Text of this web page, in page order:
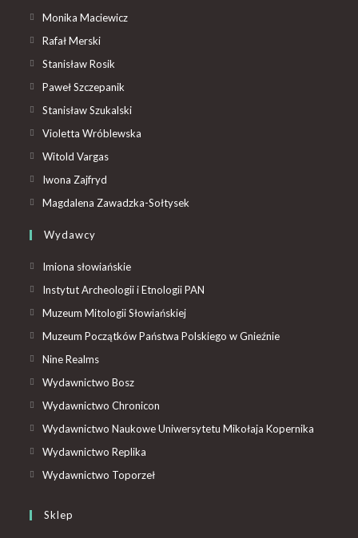
Monika Maciewicz
Rafał Merski
Stanisław Rosik
Paweł Szczepanik
Stanisław Szukalski
Violetta Wróblewska
Witold Vargas
Iwona Zajfryd
Magdalena Zawadzka-Sołtysek
Wydawcy
Imiona słowiańskie
Instytut Archeologii i Etnologii PAN
Muzeum Mitologii Słowiańskiej
Muzeum Początków Państwa Polskiego w Gnieźnie
Nine Realms
Wydawnictwo Bosz
Wydawnictwo Chronicon
Wydawnictwo Naukowe Uniwersytetu Mikołaja Kopernika
Wydawnictwo Replika
Wydawnictwo Toporzeł
Sklep